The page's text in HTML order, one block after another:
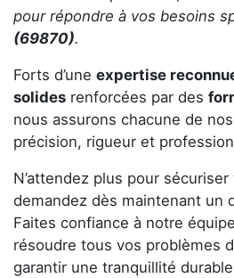
pour répondre à vos besoins
(69870).
Forts d’une expertise
solides renforcées par des
nous assurons chacune de
précision, rigueur et
N’attendez plus pour
demandez dès maintenant un
Faites confiance à notre
résoudre tous vos problèmes
garantir une tranquillité